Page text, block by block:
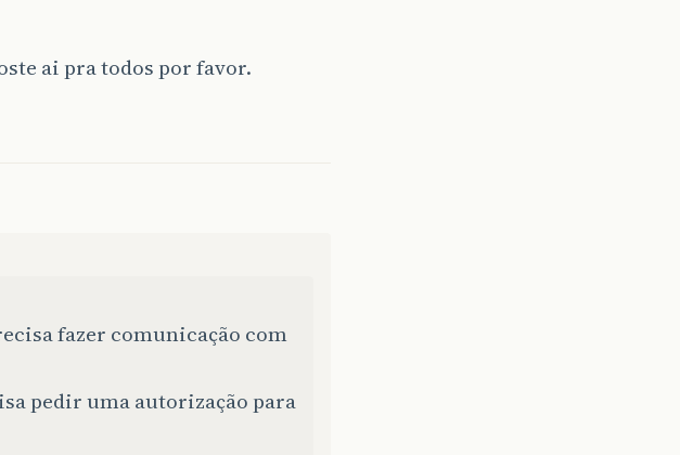
ai pra todos por favor.
fazer comunicação com
pedir uma autorização para